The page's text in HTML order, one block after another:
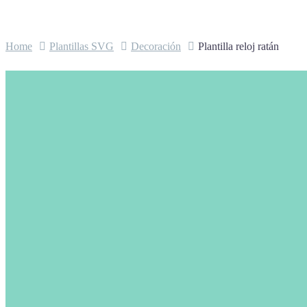
Home Plantillas SVG Decoración Plantilla reloj ratán